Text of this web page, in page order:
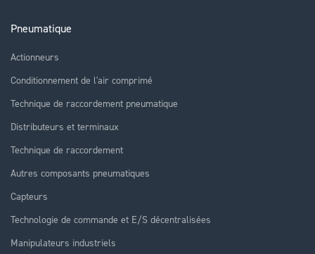
Pneumatique
Actionneurs
Conditionnement de l'air comprimé
Technique de raccordement pneumatique
Distributeurs et terminaux
Technique de raccordement
Autres composants pneumatiques
Capteurs
Technologie de commande et E/S décentralisées
Manipulateurs industriels